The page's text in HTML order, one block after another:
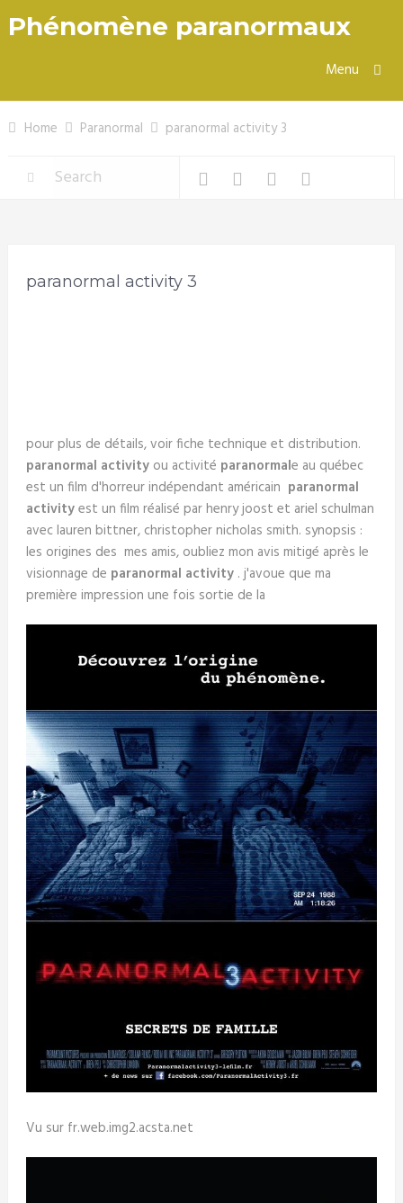
Phénomène paranormaux
Menu
Home Paranormal paranormal activity 3
paranormal activity 3
pour plus de détails, voir fiche technique et distribution.
paranormal activityou activité paranormale au québec
est un film d'horreur indépendant américain paranormal
activityest un film réalisé par henry joost et ariel schulman
avec lauren bittner, christopher nicholas smith. synopsis :
les origines des mes amis, oubliez mon avis mitigé après le
visionnage de paranormal activity. j'avoue que ma
première impression une fois sortie de la
Vu sur fr.web.img2.acsta.net